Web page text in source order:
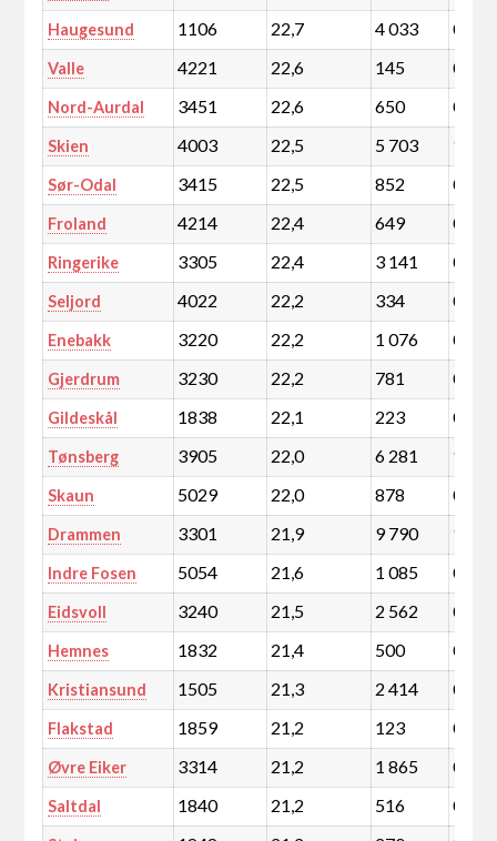
Haugesund 1106 22,7 4 033 0,7
Valle 4221 22,6 145 0,0
Nord-Aurdal 3451 22,6 650 0,1
Skien 4003 22,5 5 703 1,0
Sør-Odal 3415 22,5 852 0,1
Froland 4214 22,4 649 0,1
Ringerike 3305 22,4 3 141 0,5
Seljord 4022 22,2 334 0,1
Enebakk 3220 22,2 1 076 0,2
Gjerdrum 3230 22,2 781 0,1
Gildeskål 1838 22,1 223 0,0
Tønsberg 3905 22,0 6 281 1,1
Skaun 5029 22,0 878 0,2
Drammen 3301 21,9 9 790 1,7
Indre Fosen 5054 21,6 1 085 0,2
Eidsvoll 3240 21,5 2 562 0,4
Hemnes 1832 21,4 500 0,1
Kristiansund 1505 21,3 2 414 0,4
Flakstad 1859 21,2 123 0,0
Øvre Eiker 3314 21,2 1 865 0,3
Saltdal 1840 21,2 516 0,1